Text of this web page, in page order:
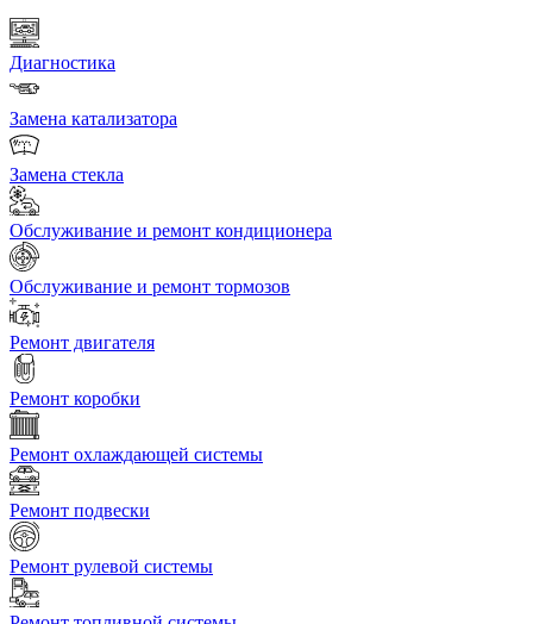
Диагностика
Замена катализатора
Замена стекла
Обслуживание и ремонт кондиционера
Обслуживание и ремонт тормозов
Ремонт двигателя
Ремонт коробки
Ремонт охлаждающей системы
Ремонт подвески
Ремонт рулевой системы